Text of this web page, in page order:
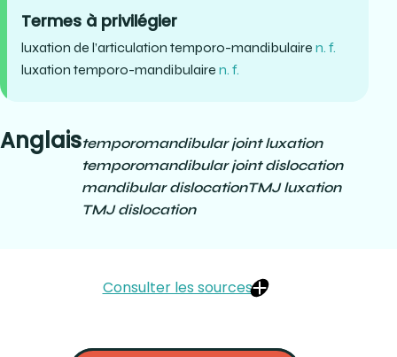
Termes à privilégier
luxation de l’articulation temporo-mandibulaire n. f.
luxation temporo-mandibulaire n. f.
Anglaistemporomandibular joint luxation
temporomandibular joint dislocation
mandibular dislocationTMJ luxation
TMJ dislocation
Consulter les sources